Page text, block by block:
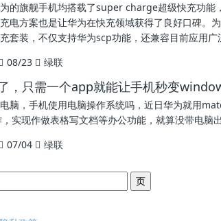
的旗舰手机均搭载了super charge超级快充功
电方案也是让华为在快充领域获得了良好口碑。
套装，不仅支持华为scp功能，还兼容目前应用广
08/23 绿联
，只需一个app就能让手机秒变
脑，手机使用电脑操作系统吗，近日华为就用
实现作做表格写文档等办公功能，就算没带电脑
07/04 绿联